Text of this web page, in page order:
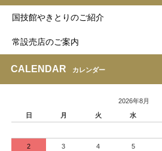
国技館やきとりのご紹介
常設売店のご案内
CALENDAR カレンダー
2026年8月
日
月 火 水
2 3 4 5